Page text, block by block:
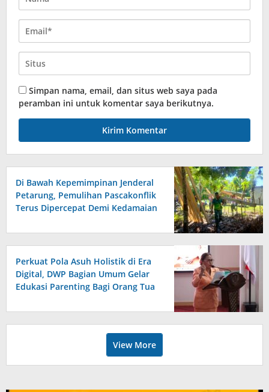
Simpan nama, email, dan situs web saya pada
peramban ini untuk komentar saya berikutnya.
Di Bawah Kepemimpinan Jenderal
Petarung, Pemulihan Pascakonflik
Terus Dipercepat Demi Kedamaian
Perkuat Pola Asuh Holistik di Era
Digital, DWP Bagian Umum Gelar
Edukasi Parenting Bagi Orang Tua
View More